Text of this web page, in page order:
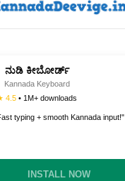
ನುಡಿ ಕೀಬೋರ್ಡ್
Kannada Keyboard
4.5 • 1M+ downloads
typing + smooth Kannada input!"
INSTALL NOW